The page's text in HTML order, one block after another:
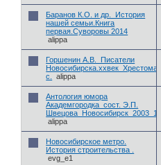
Баранов К.О. и др._История
нашей семьи.Книга
первая.Суворовы 2014
alippa
Горшенин А.В._Писатели
с.
alippa
Антология юмора
Академгородка_сост. Э.П.
alippa
Новосибирское метро.
История строительства .
evg_e1